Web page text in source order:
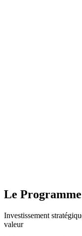
Le Programme
Investissement
valeur